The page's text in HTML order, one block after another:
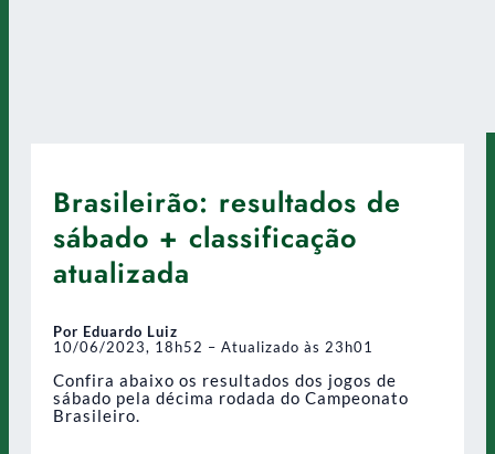
Brasileirão: resultados de
sábado + classificação
atualizada
Por Eduardo Luiz
10/06/2023, 18h52 – Atualizado às 23h01
Confira abaixo os resultados dos jogos de
sábado pela décima rodada do Campeonato
Brasileiro.